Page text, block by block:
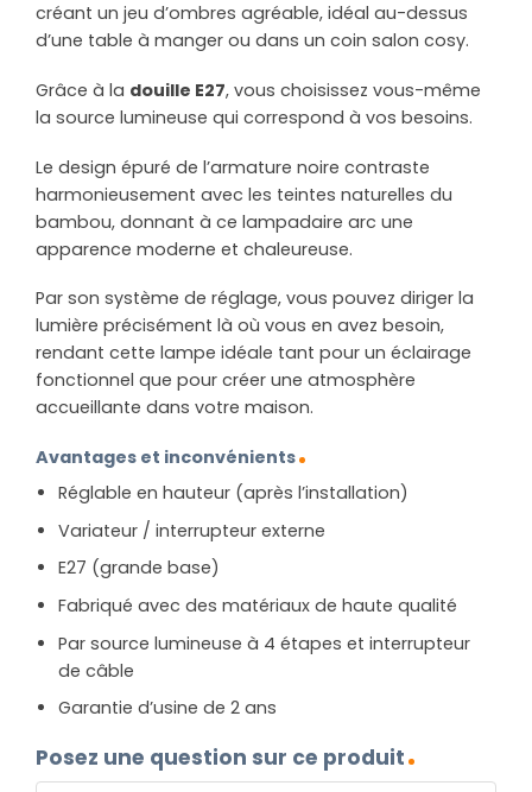
créant un jeu d’ombres agréable, idéal au-dessus
d’une table à manger ou dans un coin salon cosy.
Grâce à la douille E27, vous choisissez vous-même
la source lumineuse qui correspond à vos besoins.
Le design épuré de l’armature noire contraste
harmonieusement avec les teintes naturelles du
bambou, donnant à ce lampadaire arc une
apparence moderne et chaleureuse.
Par son système de réglage, vous pouvez diriger la
lumière précisément là où vous en avez besoin,
rendant cette lampe idéale tant pour un éclairage
fonctionnel que pour créer une atmosphère
accueillante dans votre maison.
Avantages et inconvénients
Réglable en hauteur (après l’installation)
Variateur / interrupteur externe
E27 (grande base)
Fabriqué avec des matériaux de haute qualité
Par source lumineuse à 4 étapes et interrupteur
de câble
Garantie d’usine de 2 ans
Posez une question sur ce produit